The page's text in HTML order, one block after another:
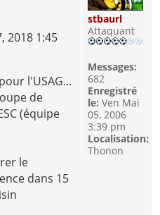
2018 1:45
l'USAG...
de
(équipe
le
dans 15
stbaurl
Attaquant
Messages:
682
Enregistré
le: Ven Mai
05, 2006
3:39 pm
Localisation:
Thonon